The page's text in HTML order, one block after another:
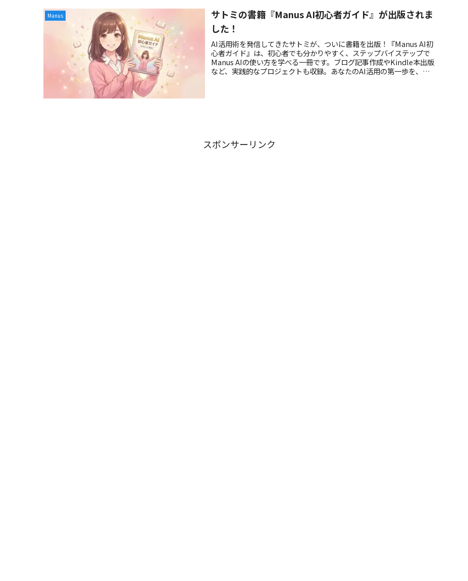
Manus
サトミの書籍『Manus AI初心者ガイド』が出版されま
した！
AI活用術を発信してきたサトミが、ついに書籍を出版！『Manus AI初
心者ガイド』は、初心者でも分かりやすく、ステップバイステップで
Manus AIの使い方を学べる一冊です。ブログ記事作成やKindle本出版
など、実践的なプロジェクトも収録。あなたのAI活用の第一歩を、こ
スポンサーリンク